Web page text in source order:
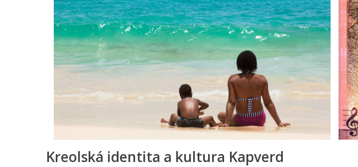
Kreolská identita a kultura Kapverd